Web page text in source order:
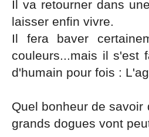
Il va retourner dans
laisser enfin vivre.
Il fera baver
couleurs...mais il s'est
d'humain pour fois :
Quel bonheur de
grands dogues vont